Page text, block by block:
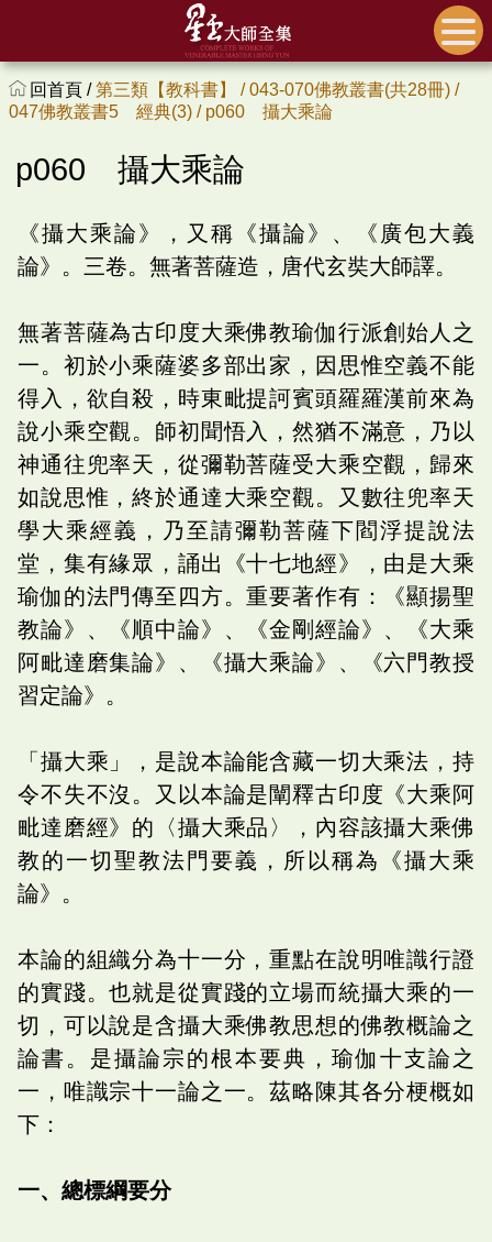
回首頁 /第三類【教科書】 /043-070佛教叢書(共28冊) /
047佛教叢書5 經典(3) / p060 攝大乘論
p060 攝大乘論
《攝大乘論》，又稱《攝論》、《廣包大義
論》。三卷。無著菩薩造，唐代玄奘大師譯。
無著菩薩為古印度大乘佛教瑜伽行派創始人之
一。初於小乘薩婆多部出家，因思惟空義不能
得入，欲自殺，時東毗提訶賓頭羅羅漢前來為
說小乘空觀。師初聞悟入，然猶不滿意，乃以
神通往兜率天，從彌勒菩薩受大乘空觀，歸來
如說思惟，終於通達大乘空觀。又數往兜率天
學大乘經義，乃至請彌勒菩薩下閻浮提說法
堂，集有緣眾，誦出《十七地經》，由是大乘
瑜伽的法門傳至四方。重要著作有：《顯揚聖
教論》、《順中論》、《金剛經論》、《大乘
阿毗達磨集論》、《攝大乘論》、《六門教授
習定論》。
「攝大乘」，是說本論能含藏一切大乘法，持
令不失不沒。又以本論是闡釋古印度《大乘阿
毗達磨經》的〈攝大乘品〉，內容該攝大乘佛
教的一切聖教法門要義，所以稱為《攝大乘
論》。
本論的組織分為十一分，重點在說明唯識行證
的實踐。也就是從實踐的立場而統攝大乘的一
切，可以說是含攝大乘佛教思想的佛教概論之
論書。是攝論宗的根本要典，瑜伽十支論之
一，唯識宗十一論之一。茲略陳其各分梗概如
下：
一、總標綱要分